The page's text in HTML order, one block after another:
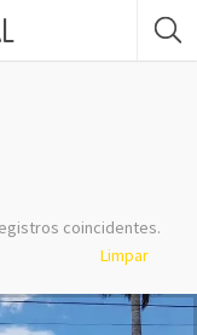
coincidentes.
Limpar